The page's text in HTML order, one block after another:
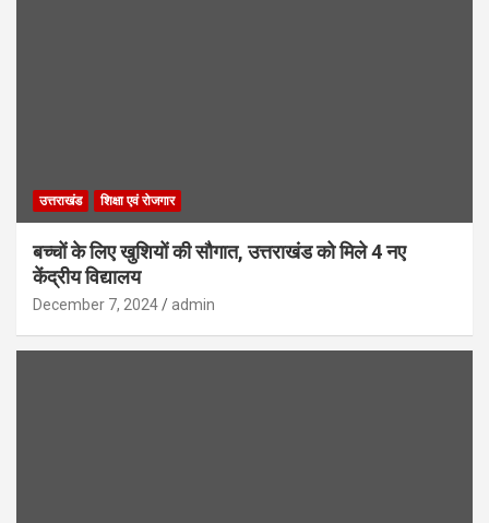
उत्तराखंड शिक्षा एवं रोजगार
बच्चों के लिए खुशियों की सौगात, उत्तराखंड को मिले 4 नए
केंद्रीय विद्यालय
December 7, 2024 admin